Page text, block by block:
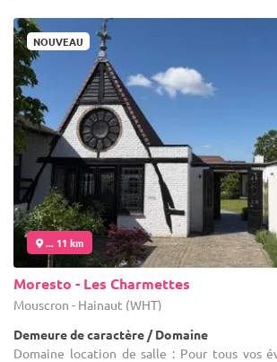
NOUVEAU
... 11 km
Moresto - Les Charmettes
Mouscron - Hainaut (WHT)
Demeure de caractère / Domaine
Domaine location de salle : Pour tous vos